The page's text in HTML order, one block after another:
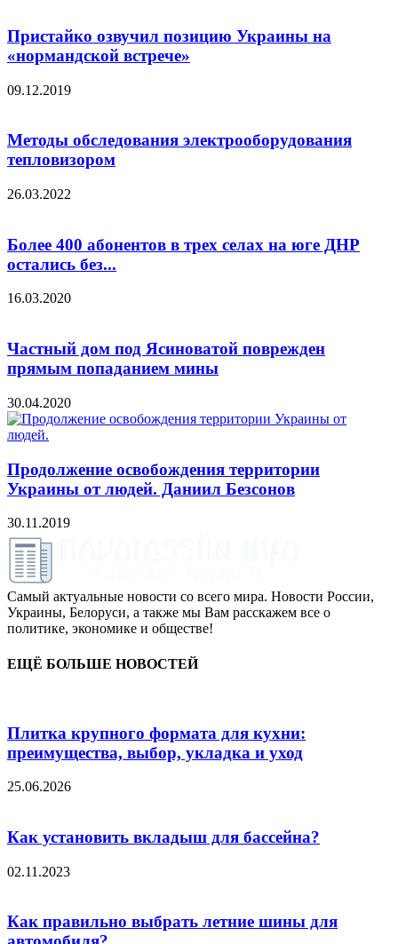
Пристайко озвучил позицию Украины на
«нормандской встрече»
09.12.2019
Методы обследования электрооборудования
тепловизором
26.03.2022
Более 400 абонентов в трех селах на юге ДНР
остались без...
16.03.2020
Частный дом под Ясиноватой поврежден
прямым попаданием мины
30.04.2020
Продолжение освобождения территории
Украины от людей. Даниил Безсонов
30.11.2019
Самый актуальные новости со всего мира. Новости России,
Украины, Белоруси, а также мы Вам расскажем все о
политике, экономике и обществе!
ЕЩЁ БОЛЬШЕ НОВОСТЕЙ
Плитка крупного формата для кухни:
преимущества, выбор, укладка и уход
25.06.2026
Как установить вкладыш для бассейна?
02.11.2023
Как правильно выбрать летние шины для